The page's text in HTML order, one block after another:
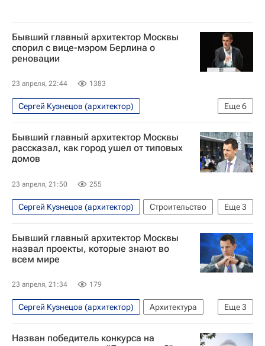
Бывший главный архитектор Москвы
спорил с вице-мэром Берлина о
реновации
23 апреля, 22:44 1383
Еще6
Сергей Кузнецов (архитектор)
Программа реновации в Москве
Москва
Берлин (город)
Россия
Строительство
Реновация
Бывший главный архитектор Москвы
рассказал, как город ушел от типовых
домов
23 апреля, 21:50 255
Еще3
Сергей Кузнецов (архитектор)
Строительство
Москва
Россия Архитектура
Бывший главный архитектор Москвы
назвал проекты, которые знают во
всем мире
23 апреля, 21:34 179
Еще3
Сергей Кузнецов (архитектор)
Архитектура
Москва
Россия Урбанистика
Назван победитель конкурса на